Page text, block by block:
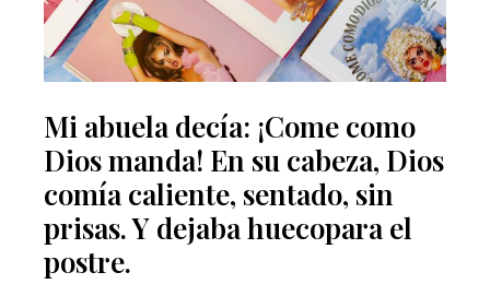
Mi abuela decía: ¡Come como
Dios manda! En su cabeza, Dios
comía caliente, sentado, sin
prisas. Y dejaba huecopara el
postre.